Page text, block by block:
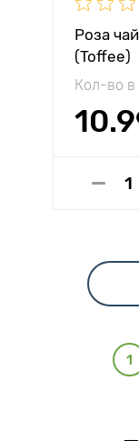
Роза
(Toffee)
Кол-во в
1